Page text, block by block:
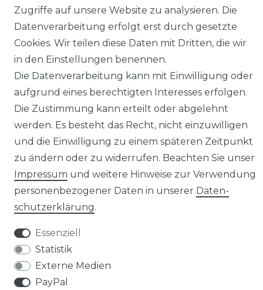
Senden Sie uns eine Nachricht per Whatsapp*
© Copyright 2026 | Alle Rechte vorbehalten.
einverstanden, dass Ihre Daten (insbesondere Telefonnummer und Name)
Informationen weltweit, sowohl intern mit den Facebook-Unternehmen als
Zugriffe auf unsere Website zu analysieren. Die
Datenverarbeitung erfolgt erst durch gesetzte
Cookies. Wir teilen diese Daten mit Dritten, die wir
in den Einstellungen benennen.
Die Datenverarbeitung kann mit Einwilligung oder
aufgrund eines berechtigten Interesses erfolgen.
Die Zustimmung kann erteilt oder abgelehnt
werden. Es besteht das Recht, nicht einzuwilligen
und die Einwilligung zu einem späteren Zeitpunkt
zu ändern oder zu widerrufen. Beachten Sie unser
Impressum und weitere Hinweise zur Verwendung
personenbezogener Daten in unserer Daten­
schutz­erklärung.
Essenziell
Statistik
Externe Medien
PayPal